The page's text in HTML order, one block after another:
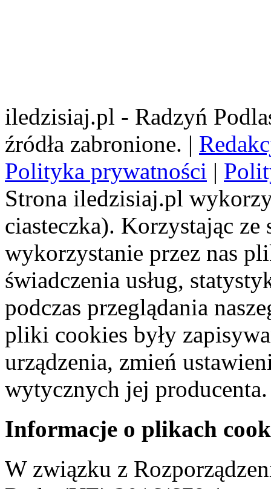
iledzisiaj.pl - Radzyń
źródła zabronione. |
Polityka prywatności |
Strona iledzisiaj.pl
ciasteczka). Korzystając
wykorzystanie przez nas
świadczenia usług,
podczas przeglądania
pliki cookies były
urządzenia, zmień
wytycznych jej producenta.
Informacje o plikach
W związku z